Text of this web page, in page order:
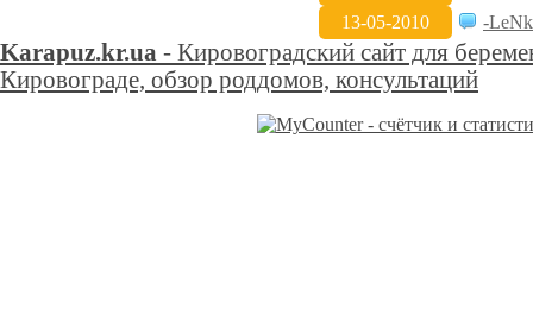
13-05-2010
-
Karapuz.kr.ua - Кировоградский сайт для
Кировограде, обзор роддомов, консультаций